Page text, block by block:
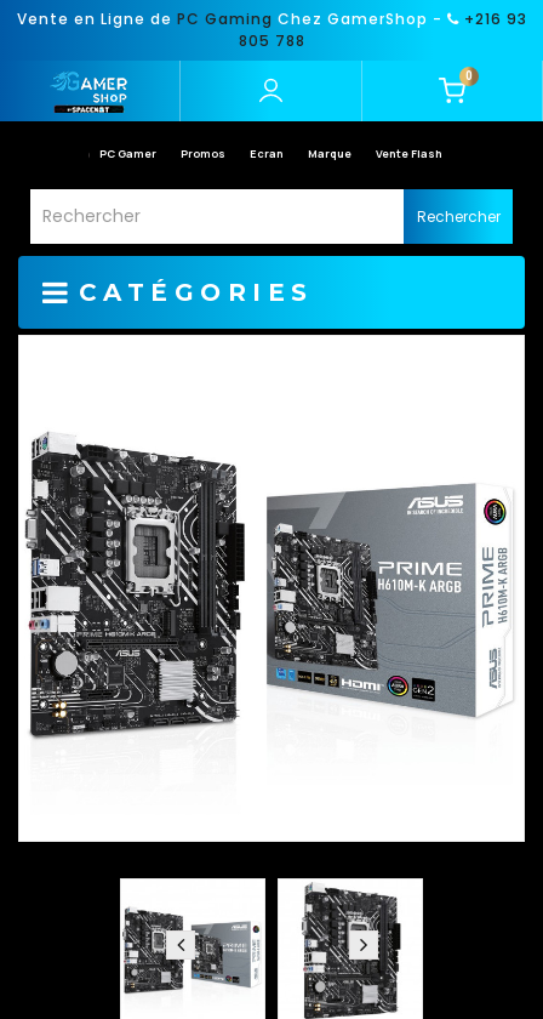
Vente en Ligne de PC Gaming Chez GamerShop -
+216 93
805 788
0
PC Gamer Promos Ecran Marque Vente Flash
Rechercher
CATÉGORIES